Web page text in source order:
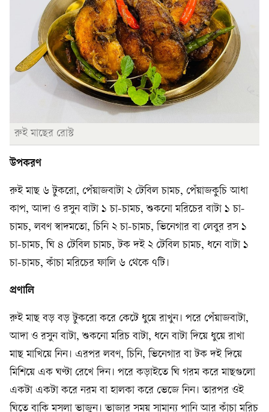
রুই মাছের রোস্ট
উপকরণ
রুই মাছ ৬ টুকরো, পেঁয়াজবাটা ২ টেবিল চামচ, পেঁয়াজকুচি আধা
কাপ, আদা ও রসুন বাটা ১ চা-চামচ, শুকনো মরিচের বাটা ১ চা-
চামচ, লবণ স্বাদমতো, চিনি ২ চা-চামচ, ভিনেগার বা লেবুর রস ১
চা-চামচ, ঘি ৪ টেবিল চামচ, টক দই ২ টেবিল চামচ, ধনে বাটা ১
চা-চামচ, কাঁচা মরিচের ফালি ৬ থেকে ৭টি।
প্রণালি
রুই মাছ বড় বড় টুকরো করে কেটে ধুয়ে রাখুন। পরে পেঁয়াজবাটা,
আদা ও রসুন বাটা, শুকনো মরিচ বাটা, ধনে বাটা দিয়ে ধুয়ে রাখা
মাছ মাখিয়ে নিন। এরপর লবণ, চিনি, ভিনেগার বা টক দই দিয়ে
মিশিয়ে এক ঘণ্টা রেখে দিন। পরে কড়াইতে ঘি গরম করে মাছগুলো
একটা একটা করে নরম বা হালকা করে ভেজে নিন। তারপর ওই
ঘিতে বাকি মসলা ভাজুন। ভাজার সময় সামান্য পানি আর কাঁচা মরিচ